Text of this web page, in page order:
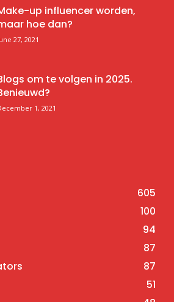
up influencer worden,
hoe dan?
27, 2021
om te volgen in 2025.
1, 2021
605
100
94
87
87
51